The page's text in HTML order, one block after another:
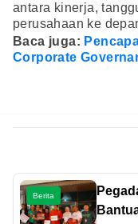
antara kinerja,
perusahaan ke
Baca juga:
Corporate
Berita